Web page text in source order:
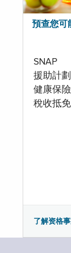
預查您可
SNAP
援助計劃
健康保險
稅收抵免
了解资格